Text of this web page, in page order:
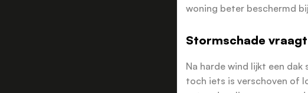
woning beter beschermd
Stormschade
Na harde wind lijkt een
toch iets is verschoven of